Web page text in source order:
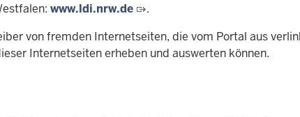
www.ldi.nrw.de
.
von fremden Internetseiten, die vom Portal aus
Internetseiten erheben und auswerten können.